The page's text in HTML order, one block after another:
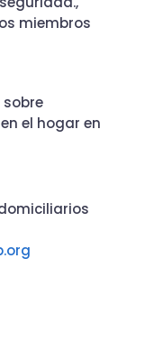
miembros
el hogar en